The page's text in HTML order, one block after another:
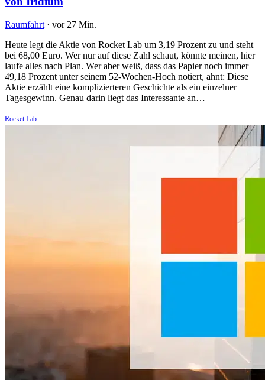
Raumfahrt · vor 27 Min.
Heute legt die Aktie von Rocket Lab um 3,19 Prozent zu und steht
bei 68,00 Euro. Wer nur auf diese Zahl schaut, könnte meinen, hier
laufe alles nach Plan. Wer aber weiß, dass das Papier noch immer
49,18 Prozent unter seinem 52-Wochen-Hoch notiert, ahnt: Diese
Aktie erzählt eine komplizierteren Geschichte als ein einzelner
Tagesgewinn. Genau darin liegt das Interessante an…
Rocket Lab